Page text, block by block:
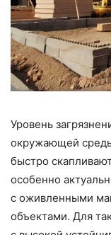
Уровень
окружающей
быстро
особенно
с оживленными
объектами. Для